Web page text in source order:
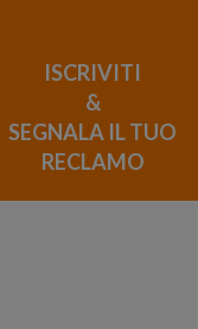
ISCRIVITI
&
SEGNALA IL TUO
RECLAMO